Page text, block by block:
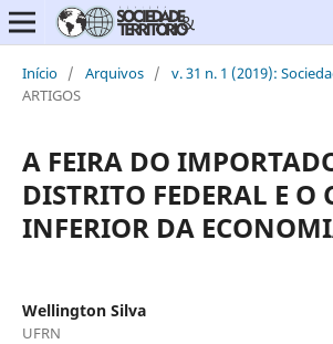
Início / Arquivos / v. 31 n. 1 (2019):
ARTIGOS
A FEIRA DO
DISTRITO FEDERAL E O
INFERIOR DA
Wellington Silva
UFRN